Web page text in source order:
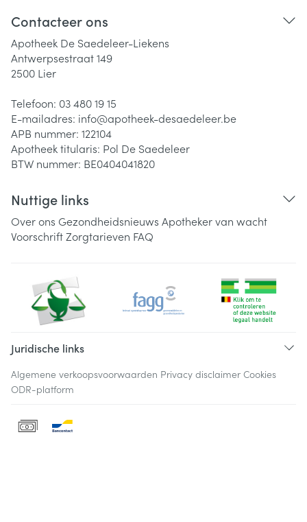
Contacteer ons
Apotheek De Saedeleer-Liekens
Antwerpsestraat 149
2500 Lier
Telefoon: 03 480 19 15
E-mailadres: info@apotheek-desaedeleer.be
APB nummer: 122104
Apotheek titularis: Pol De Saedeleer
BTW nummer: BE0404041820
Nuttige links
Over ons Gezondheidsnieuws Apotheker van wacht
VoorschriftZorgtarieven FAQ
Juridische links
Algemene verkoopsvoorwaarden Privacy disclaimer Cookies
ODR-platform